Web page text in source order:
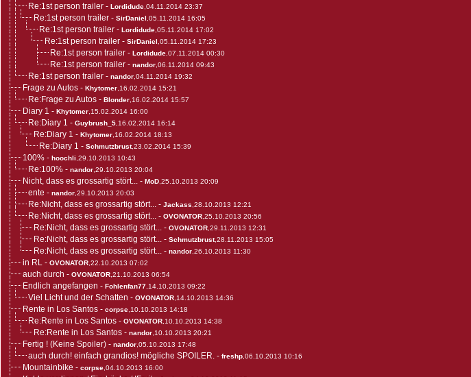
Re:1st person trailer - Lordidude ,04.11.2014 23:37
Re:1st person trailer - SirDaniel ,05.11.2014 16:05
Re:1st person trailer - Lordidude ,05.11.2014 17:02
Re:1st person trailer - SirDaniel ,05.11.2014 17:23
Re:1st person trailer - Lordidude ,07.11.2014 00:30
Re:1st person trailer - nandor ,06.11.2014 09:43
Re:1st person trailer - nandor ,04.11.2014 19:32
Frage zu Autos - Khytomer ,16.02.2014 15:21
Re:Frage zu Autos - Blonder ,16.02.2014 15:57
Diary 1 - Khytomer ,15.02.2014 16:00
Re:Diary 1 - Guybrush_5 ,16.02.2014 16:14
Re:Diary 1 - Khytomer ,16.02.2014 18:13
Re:Diary 1 - Schmutzbrust,23.02.2014 15:39
100% - hoochli ,29.10.2013 10:43
Re:100% - nandor ,29.10.2013 20:04
Nicht, dass es grossartig stört... - MoD ,25.10.2013 20:09
ente - nandor ,29.10.2013 20:03
Re:Nicht, dass es grossartig stört... - Jackass ,28.10.2013 12:21
Re:Nicht, dass es grossartig stört... - OVONATOR ,25.10.2013 20:56
Re:Nicht, dass es grossartig stört... - OVONATOR ,29.11.2013 12:31
Re:Nicht, dass es grossartig stört... - Schmutzbrust,28.11.2013 15:05
Re:Nicht, dass es grossartig stört... - nandor ,26.10.2013 11:30
in RL - OVONATOR ,22.10.2013 07:02
auch durch - OVONATOR ,21.10.2013 06:54
Endlich angefangen - Fohlenfan77 ,14.10.2013 09:22
Viel Licht und der Schatten - OVONATOR ,14.10.2013 14:36
Rente in Los Santos - corpse ,10.10.2013 14:18
Re:Rente in Los Santos - OVONATOR ,10.10.2013 14:38
Re:Rente in Los Santos - nandor ,10.10.2013 20:21
Fertig ! (Keine Spoiler) - nandor ,05.10.2013 17:48
auch durch! einfach grandios! mögliche SPOILER. - freshp ,06.10.2013 10:16
Mountainbike - corpse ,04.10.2013 16:00